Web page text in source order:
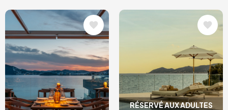
Image
RÉSERVÉ AUX ADULTES